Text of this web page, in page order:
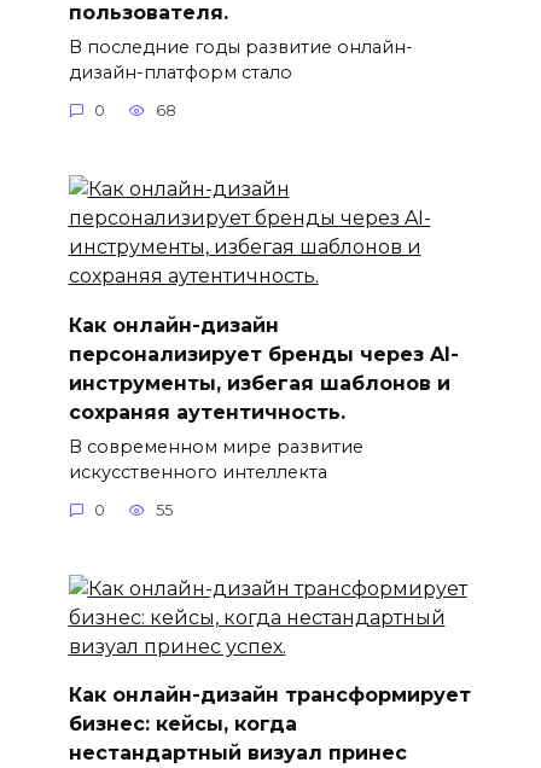
пользователя.
В последние годы развитие онлайн-
дизайн-платформ стало
0 68
Как онлайн-дизайн
персонализирует бренды через AI-
инструменты, избегая шаблонов и
сохраняя аутентичность.
В современном мире развитие
искусственного интеллекта
0 55
Как онлайн-дизайн трансформирует
бизнес: кейсы, когда
нестандартный визуал принес